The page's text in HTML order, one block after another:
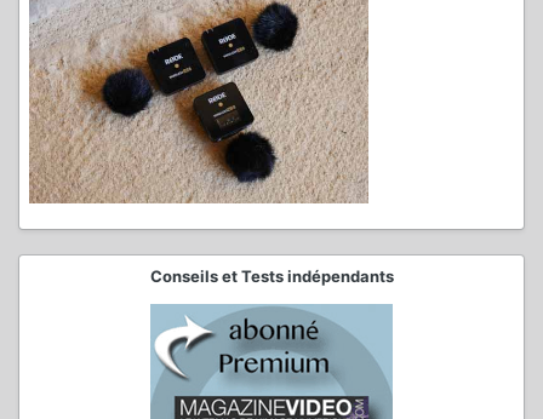
Conseils et Tests indépendants